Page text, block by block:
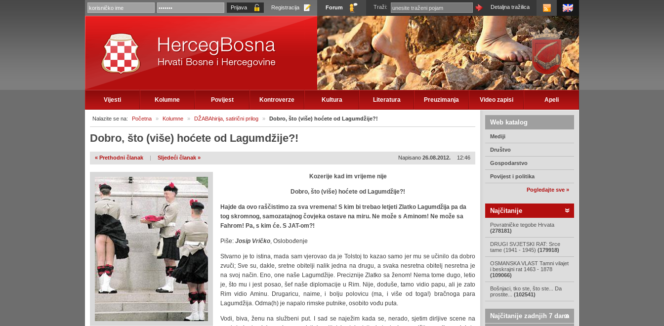
Registracija Forum Traži: Detaljna tražilica
Vijesti Kolumne Povijest Kontroverze Kultura Literatura Preuzimanja Video zapisi Apeli
Web katalog
Mediji
Društvo
Gospodarstvo
Povijest i politika
Pogledajte sve »
Najčitanije
Povratničke tegobe Hrvata
(278181)
DRUGI SVJETSKI RAT: Srce
tame (1941 - 1945) (179918)
OSMANSKA VLAST Tamni vilajet
i beskrajni rat 1463 - 1878
(109066)
Bošnjaci, tko ste, što ste... Da
prostite... (102541)
Najčitanije zadnjih 7 dana
Nalazite se na: Početna » Kolumne » DŽABAhirija, satirični prilog » Dobro, što (više) hoćete od Lagumdžije?!
Dobro, što (više) hoćete od Lagumdžije?!
« Prethodni članak | Sljedeći članak » Napisano 26.08.2012. 12:46
Kozerije kad im vrijeme nije
Dobro, što (više) hoćete od Lagumdžije?!
Hajde da ovo raščistimo za sva vremena! S kim bi trebao letjeti Zlatko Lagumdžija pa da
tog skromnog, samozatajnog čovjeka ostave na miru. Ne može s Aminom! Ne može sa
Fahrom! Pa, s kim će. S JAT-om?!
Piše: Josip Vričko, Oslobođenje
Stvarno je to istina, mada sam vjerovao da je Tolstoj to kazao samo jer mu se učinilo da dobro
zvuči; Sve su, dakle, sretne obitelji nalik jedna na drugu, a svaka nesretna obitelj nesretna je
na svoj način. Eno, one naše Lagumdžije. Preciznije Zlatko sa ženom! Nema tome dugo, letio
je, što mu i jest posao, šef naše diplomacije u Rim. Nije, doduše, tamo vidio papu, ali je zato
Rim vidio Aminu. Drugaricu, naime, i bolju polovicu (ma, i više od toga!) bračnoga para
Lagumdžija. Odma(h) je napalo rimske putnike, osobito vođu puta.
Vodi, biva, ženu na službeni put. I sad se naježim kada se, nerado, sjetim dirljive scene na